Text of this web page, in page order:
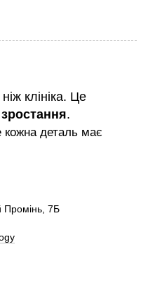
клініка. Це
.
деталь має
Промінь, 7Б